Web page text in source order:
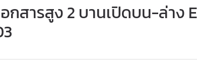
กสารสูง 2 บานเปิดบน-ล่าง